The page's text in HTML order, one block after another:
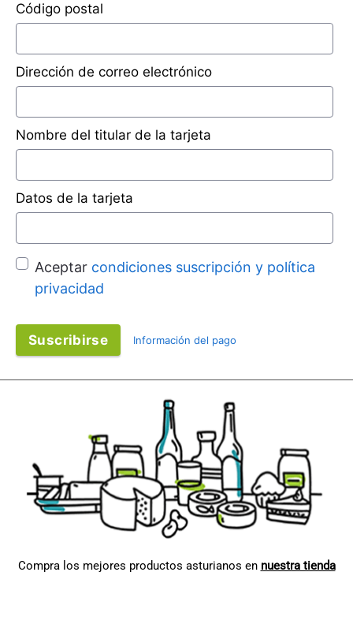
Código postal
Dirección de correo electrónico
Nombre del titular de la tarjeta
Datos de la tarjeta
Aceptar condiciones suscripción y política
privacidad
Suscribirse Información del pago
Compra los mejores productos asturianos en nuestra tienda